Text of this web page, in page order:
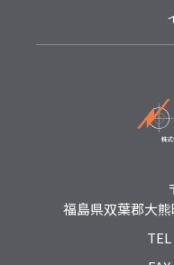
福島県双葉郡大